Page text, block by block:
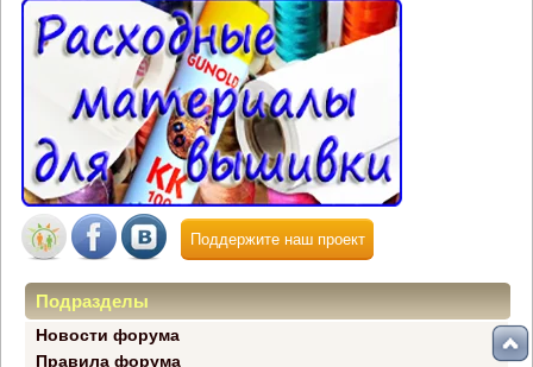
Поддержите наш проект
Подразделы
Новости форума
Правила форума